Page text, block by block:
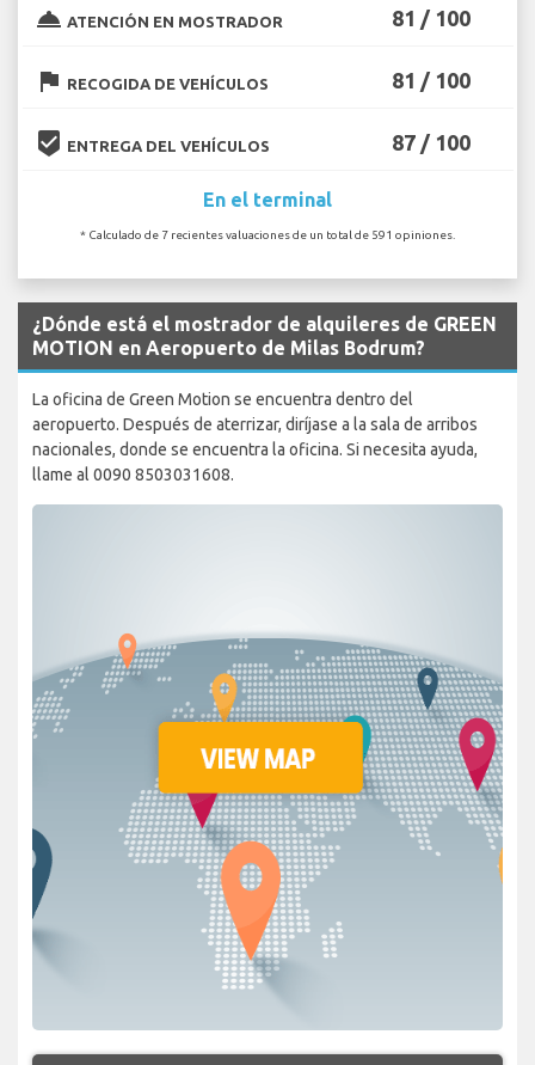
room_service ATENCIÓN EN MOSTRADOR 81 / 100
flag RECOGIDA DE VEHÍCULOS 81 / 100
beenhere ENTREGA DEL VEHÍCULOS 87 / 100
En el terminal
* Calculado de 7 recientes valuaciones de un total de 591 opiniones.
¿Dónde está el mostrador de alquileres de GREEN
MOTION en Aeropuerto de Milas Bodrum?
La oficina de Green Motion se encuentra dentro del
aeropuerto. Después de aterrizar, diríjase a la sala de arribos
nacionales, donde se encuentra la oficina. Si necesita ayuda,
llame al 0090 8503031608.